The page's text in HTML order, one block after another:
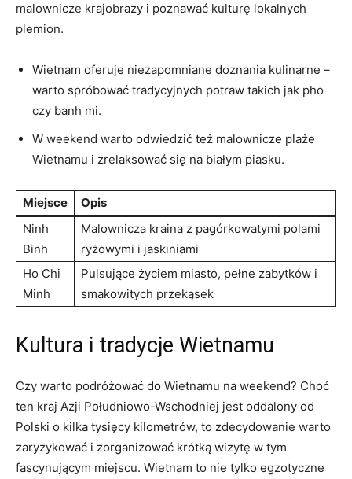
malownicze ​krajobrazy ⁤i⁢ poznawać kulturę lokalnych
⁣plemion.
Wietnam oferuje ⁣niezapomniane ⁤doznania ⁢kulinarne –
‍warto‍ spróbować tradycyjnych ‍potraw ⁣takich jak pho
czy banh mi.
W‍ weekend warto ⁣odwiedzić⁤ też malownicze plaże
Wietnamu⁤ i​ zrelaksować się na ‌białym piasku.
Miejsce
Opis
Ninh
Binh
Malownicza⁢ kraina z ​pagórkowatymi⁤ polami
ryżowymi⁤ i jaskiniami
Ho Chi​
Minh
Pulsujące‍ życiem miasto,​ pełne zabytków i
smakowitych przekąsek
Kultura i tradycje ‍Wietnamu
Czy ⁢warto⁤ podróżować do Wietnamu na ⁣weekend? Choć
ten kraj Azji‌ Południowo-Wschodniej jest oddalony od
Polski ⁤o ⁢kilka​ tysięcy⁢ kilometrów, ‍to zdecydowanie warto
zaryzykować i⁤ zorganizować ⁢krótką wizytę w‍ tym
fascynującym miejscu.‍ Wietnam to‌ nie ⁢tylko egzotyczne‍